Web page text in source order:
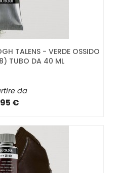
TALENS - VERDE OSSIDO
TUBO DA 40 ML
da
€